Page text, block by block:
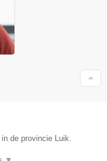
de provincie Luik.